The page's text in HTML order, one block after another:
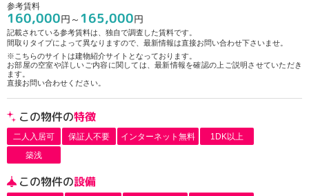
参考賃料
160,000円～ 165,000円
記載されている参考賃料は、独自で調査した賃料です。
間取りタイプによって異なりますので、最新情報は直接お問い合わせ下さいませ。
※こちらのサイトは建物紹介サイトとなっております。
お部屋の空室や詳しいご内容に関しては、最新情報を確認の上ご説明させていただき
ます。
直接お問い合わせください。
この物件の特徴
二人入居可 保証人不要 インターネット無料
1DK以上
築浅
この物件の設備